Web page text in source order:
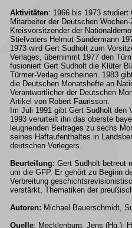
Aktivitäten: 1966 bis 1973 studiert
Mitarbeiter der Deutschen
Kreisvorsitzender der
Stiefvaters Helmut Sündermann
1973 wird Gert Sudholt zum
Verlages, übernimmt 1977 den
fusioniert Gert Sudholt die Klüter
Türmer-Verlag erscheinen. 1983
die Deutschen Monatshefte an
Verantwortlicher der Deutschen
Artikel von Robert Faurisson.
Im Juli 1991 gibt Gert Sudholt
1993 verurteilt ihn das oberste
leugnenden Beitrages zu sechs
seines Haftaufenthaltes in
deutschen Verlegers.
Beurteilung: Gert Sudholt betreut
um die GFP. Er gehört zu Beginn
Verbreitung
verstärkt, Thematiken der
Autoren: Michael Bauerschmidt,
Quelle: Mecklenburg, Jens (Hg.):